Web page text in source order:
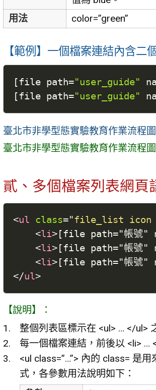
用法
color=”green”
【範例】一個檔案連結內含二
[file path="user_guide"
[file path="user_guide"
臺北市非學型態實驗教育作業流程圖
臺北市非學型態實驗教育作業流程圖
貳、多個檔案列表網頁
<ul class="file_list icon
<li>[file path="帳號"
<li>[file path="帳號"
<li>[file path="帳號"
</ul>
【說明】：
整個列表區標示在 <ul> … </ul>
每一個檔案連結，前後以 <li> …
<ul class=”…”> 內的 class= 是
式，各參數用法說明如下：